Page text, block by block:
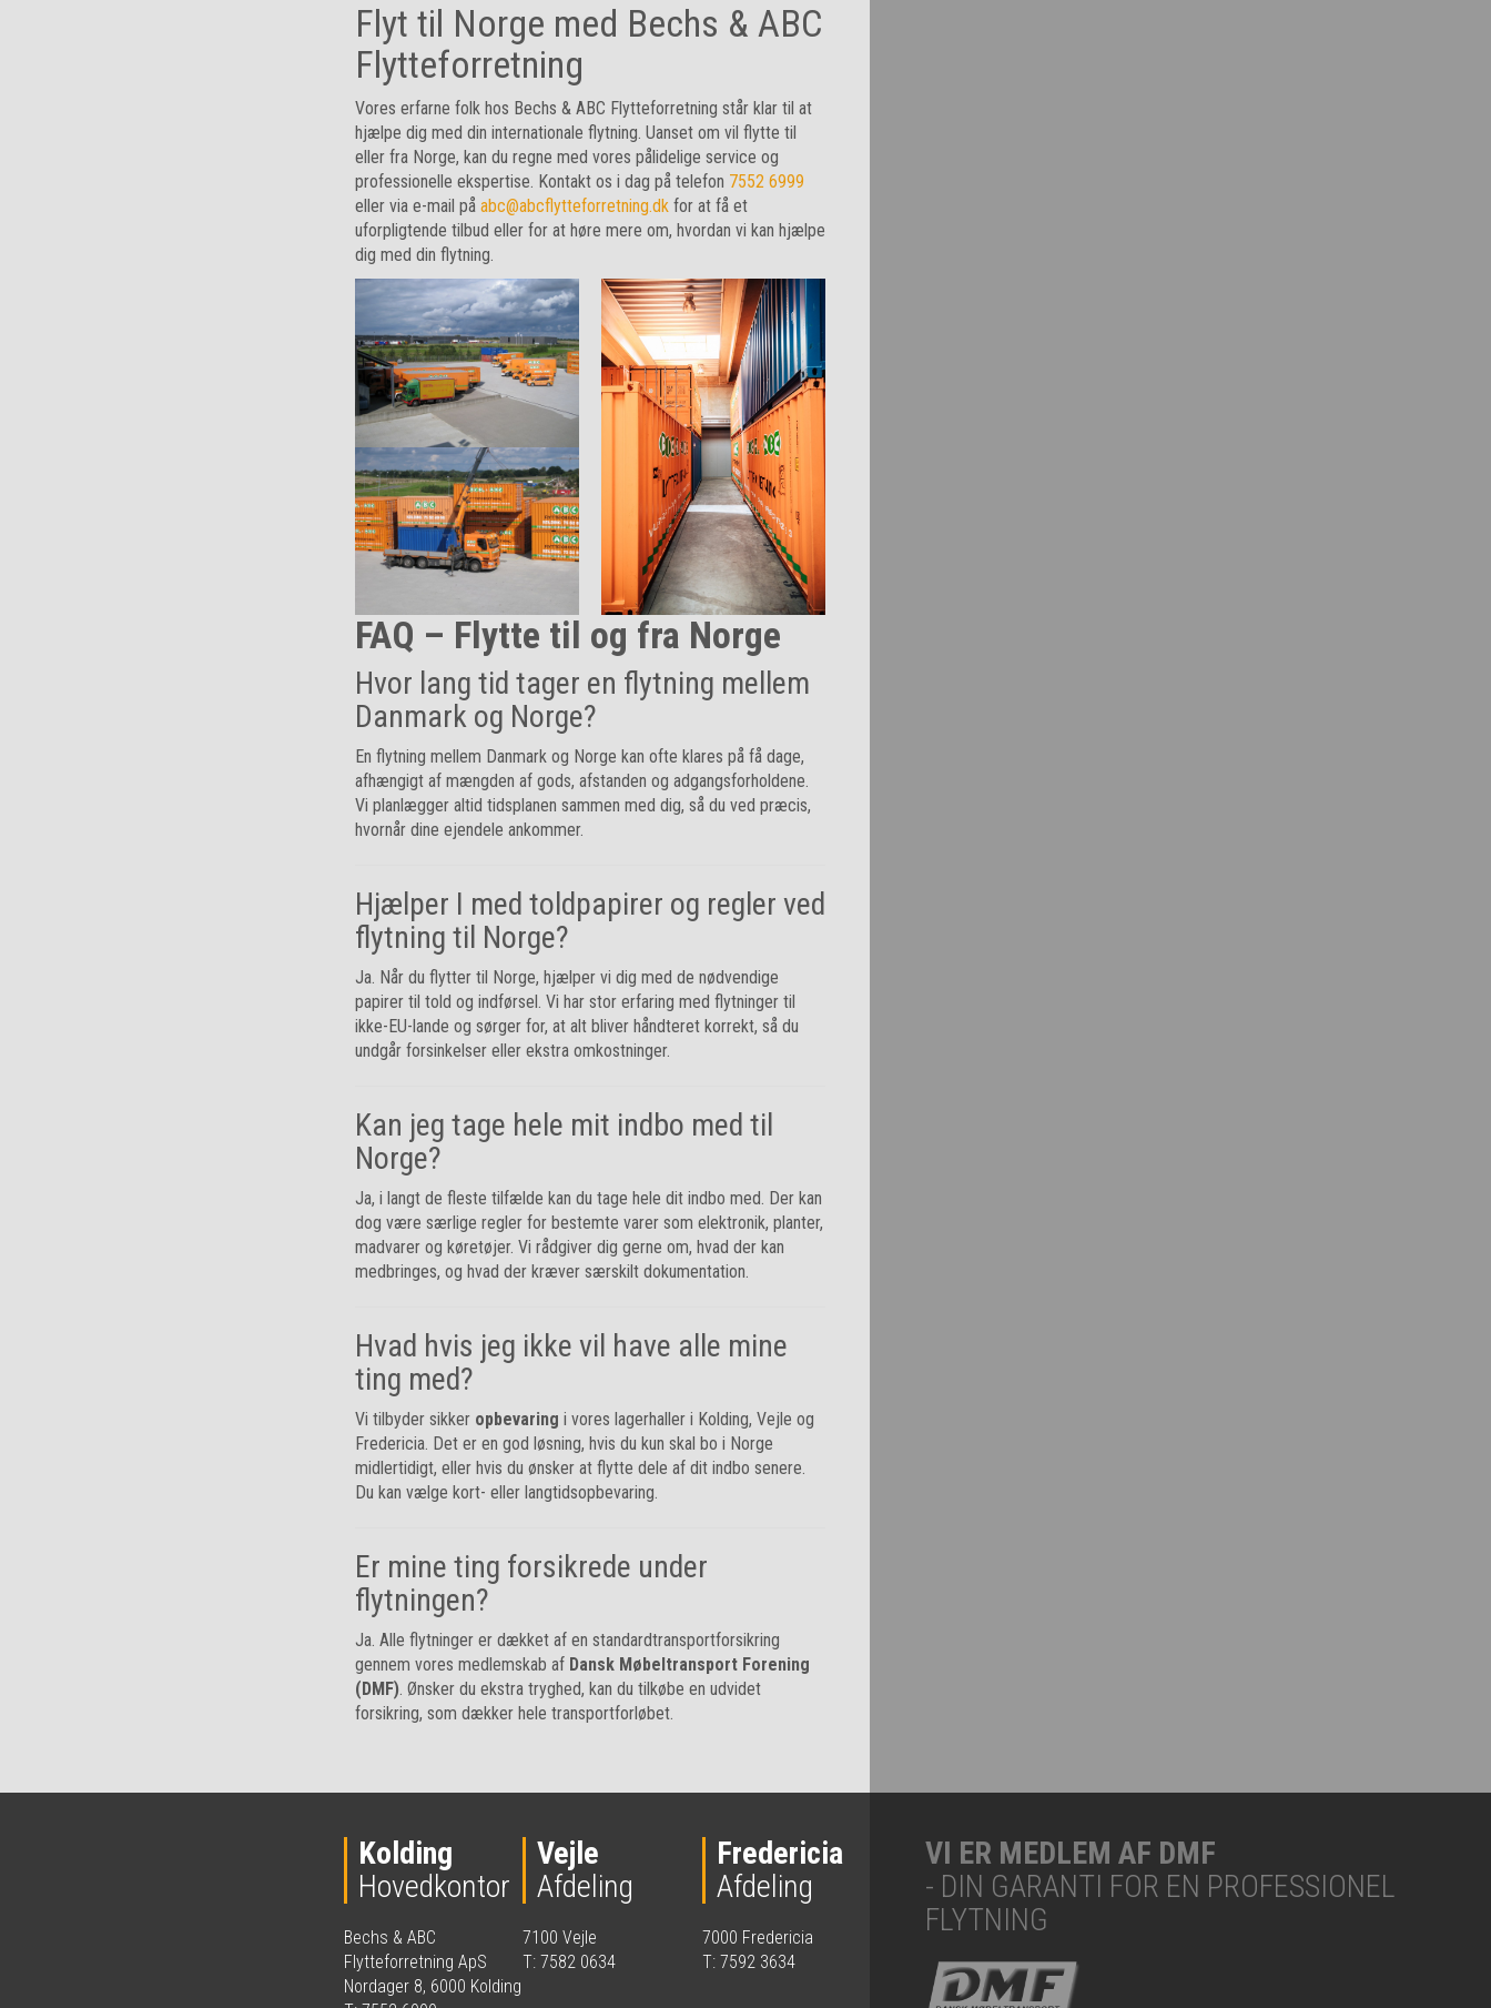
Flyt til Norge med Bechs & ABC
Flytteforretning
Vores erfarne folk hos Bechs & ABC Flytteforretning står klar til at
hjælpe dig med din internationale flytning. Uanset om vil flytte til
eller fra Norge, kan du regne med vores pålidelige service og
professionelle ekspertise. Kontakt os i dag på telefon 7552 6999
eller via e-mail på abc@abcflytteforretning.dk for at få et
uforpligtende tilbud eller for at høre mere om, hvordan vi kan hjælpe
dig med din flytning.
FAQ – Flytte til og fra Norge
Hvor lang tid tager en flytning mellem
Danmark og Norge?
En flytning mellem Danmark og Norge kan ofte klares på få dage,
afhængigt af mængden af gods, afstanden og adgangsforholdene.
Vi planlægger altid tidsplanen sammen med dig, så du ved præcis,
hvornår dine ejendele ankommer.
Hjælper I med toldpapirer og regler ved
flytning til Norge?
Ja. Når du flytter til Norge, hjælper vi dig med de nødvendige
papirer til told og indførsel. Vi har stor erfaring med flytninger til
ikke-EU-lande og sørger for, at alt bliver håndteret korrekt, så du
undgår forsinkelser eller ekstra omkostninger.
Kan jeg tage hele mit indbo med til
Norge?
Ja, i langt de fleste tilfælde kan du tage hele dit indbo med. Der kan
dog være særlige regler for bestemte varer som elektronik, planter,
madvarer og køretøjer. Vi rådgiver dig gerne om, hvad der kan
medbringes, og hvad der kræver særskilt dokumentation.
Hvad hvis jeg ikke vil have alle mine
ting med?
Vi tilbyder sikker opbevaring i vores lagerhaller i Kolding, Vejle og
Fredericia. Det er en god løsning, hvis du kun skal bo i Norge
midlertidigt, eller hvis du ønsker at flytte dele af dit indbo senere.
Du kan vælge kort- eller langtidsopbevaring.
Er mine ting forsikrede under
flytningen?
Ja. Alle flytninger er dækket af en standardtransportforsikring
gennem vores medlemskab af Dansk Møbeltransport Forening
(DMF). Ønsker du ekstra tryghed, kan du tilkøbe en udvidet
forsikring, som dækker hele transportforløbet.
Kolding
Hovedkontor
Bechs & ABC
Flytteforretning ApS
Nordager 8, 6000 Kolding
Vejle
Afdeling
7100 Vejle
T: 7582 0634
Fredericia
Afdeling
7000 Fredericia
T: 7592 3634
VI ER MEDLEM AF DMF
- DIN GARANTI FOR EN PROFESSIONEL
FLYTNING